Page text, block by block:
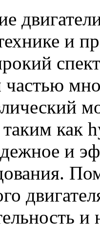
и
как
и